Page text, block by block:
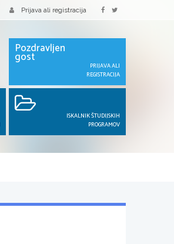
Prijava ali registracija
Pozdravljen
gost
PRIJAVA ALI
REGISTRACIJA
ISKALNIK ŠTUDIJSKIH
PROGRAMOV